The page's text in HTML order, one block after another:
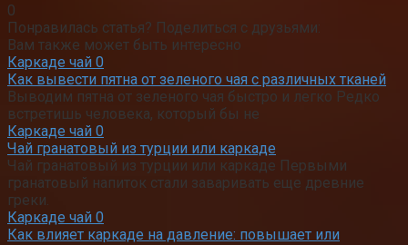
0
Понравилась статья? Поделиться с друзьями:
Вам также может быть интересно
Каркаде чай 0
Как вывести пятна от зеленого чая с различных тканей
Выводим пятна от зеленого чая быстро и легко Редко
встретишь человека, который бы не
Каркаде чай 0
Чай гранатовый из турции или каркаде
Чай гранатовый из турции или каркаде Первыми
гранатовый напиток стали заваривать еще древние
греки.
Каркаде чай 0
Как влияет каркаде на давление: повышает или